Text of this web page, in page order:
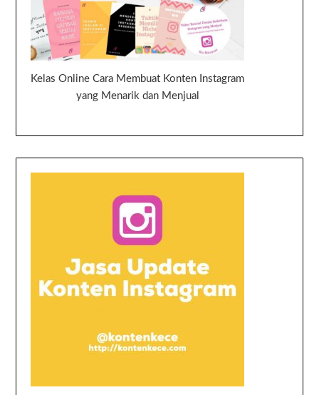
Kelas Online Cara Membuat Konten Instagram
yang Menarik dan Menjual